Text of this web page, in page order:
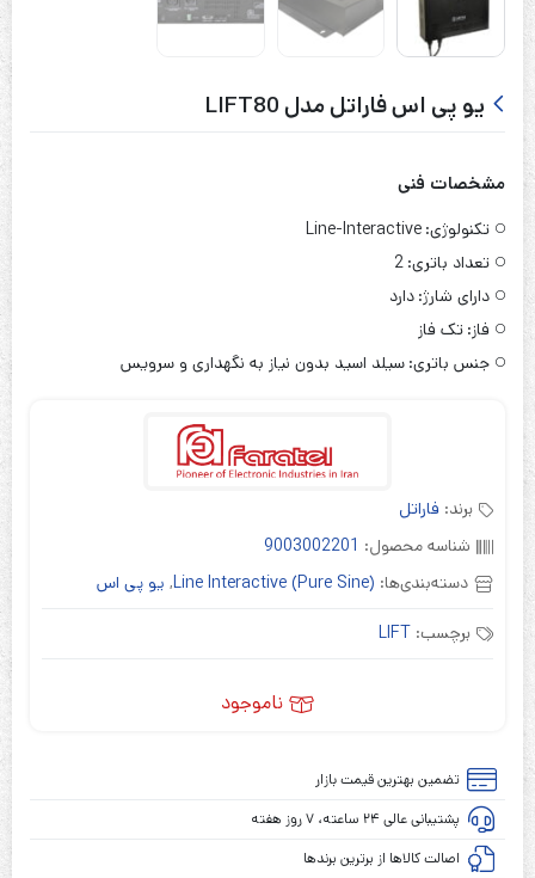
یو پی اس فاراتل مدل LIFT80
مشخصات فنی
تکنولوژی: Line-Interactive
تعداد باتری: 2
دارای شارژ: دارد
فاز: تک فاز
جنس باتری: سیلد اسید بدون نیاز به نگهداری و سرویس
برند: فاراتل
شناسه محصول: 9003002201
دسته‌بندی‌ها: Line Interactive (Pure Sine)
, یو پی اس
برچسب: LIFT
ناموجود
تضمین بهترین قیمت بازار
پشتیبانی عالی ۲۴ ساعته، ۷ روز هفته
اصالت کالاها از برترین برندها